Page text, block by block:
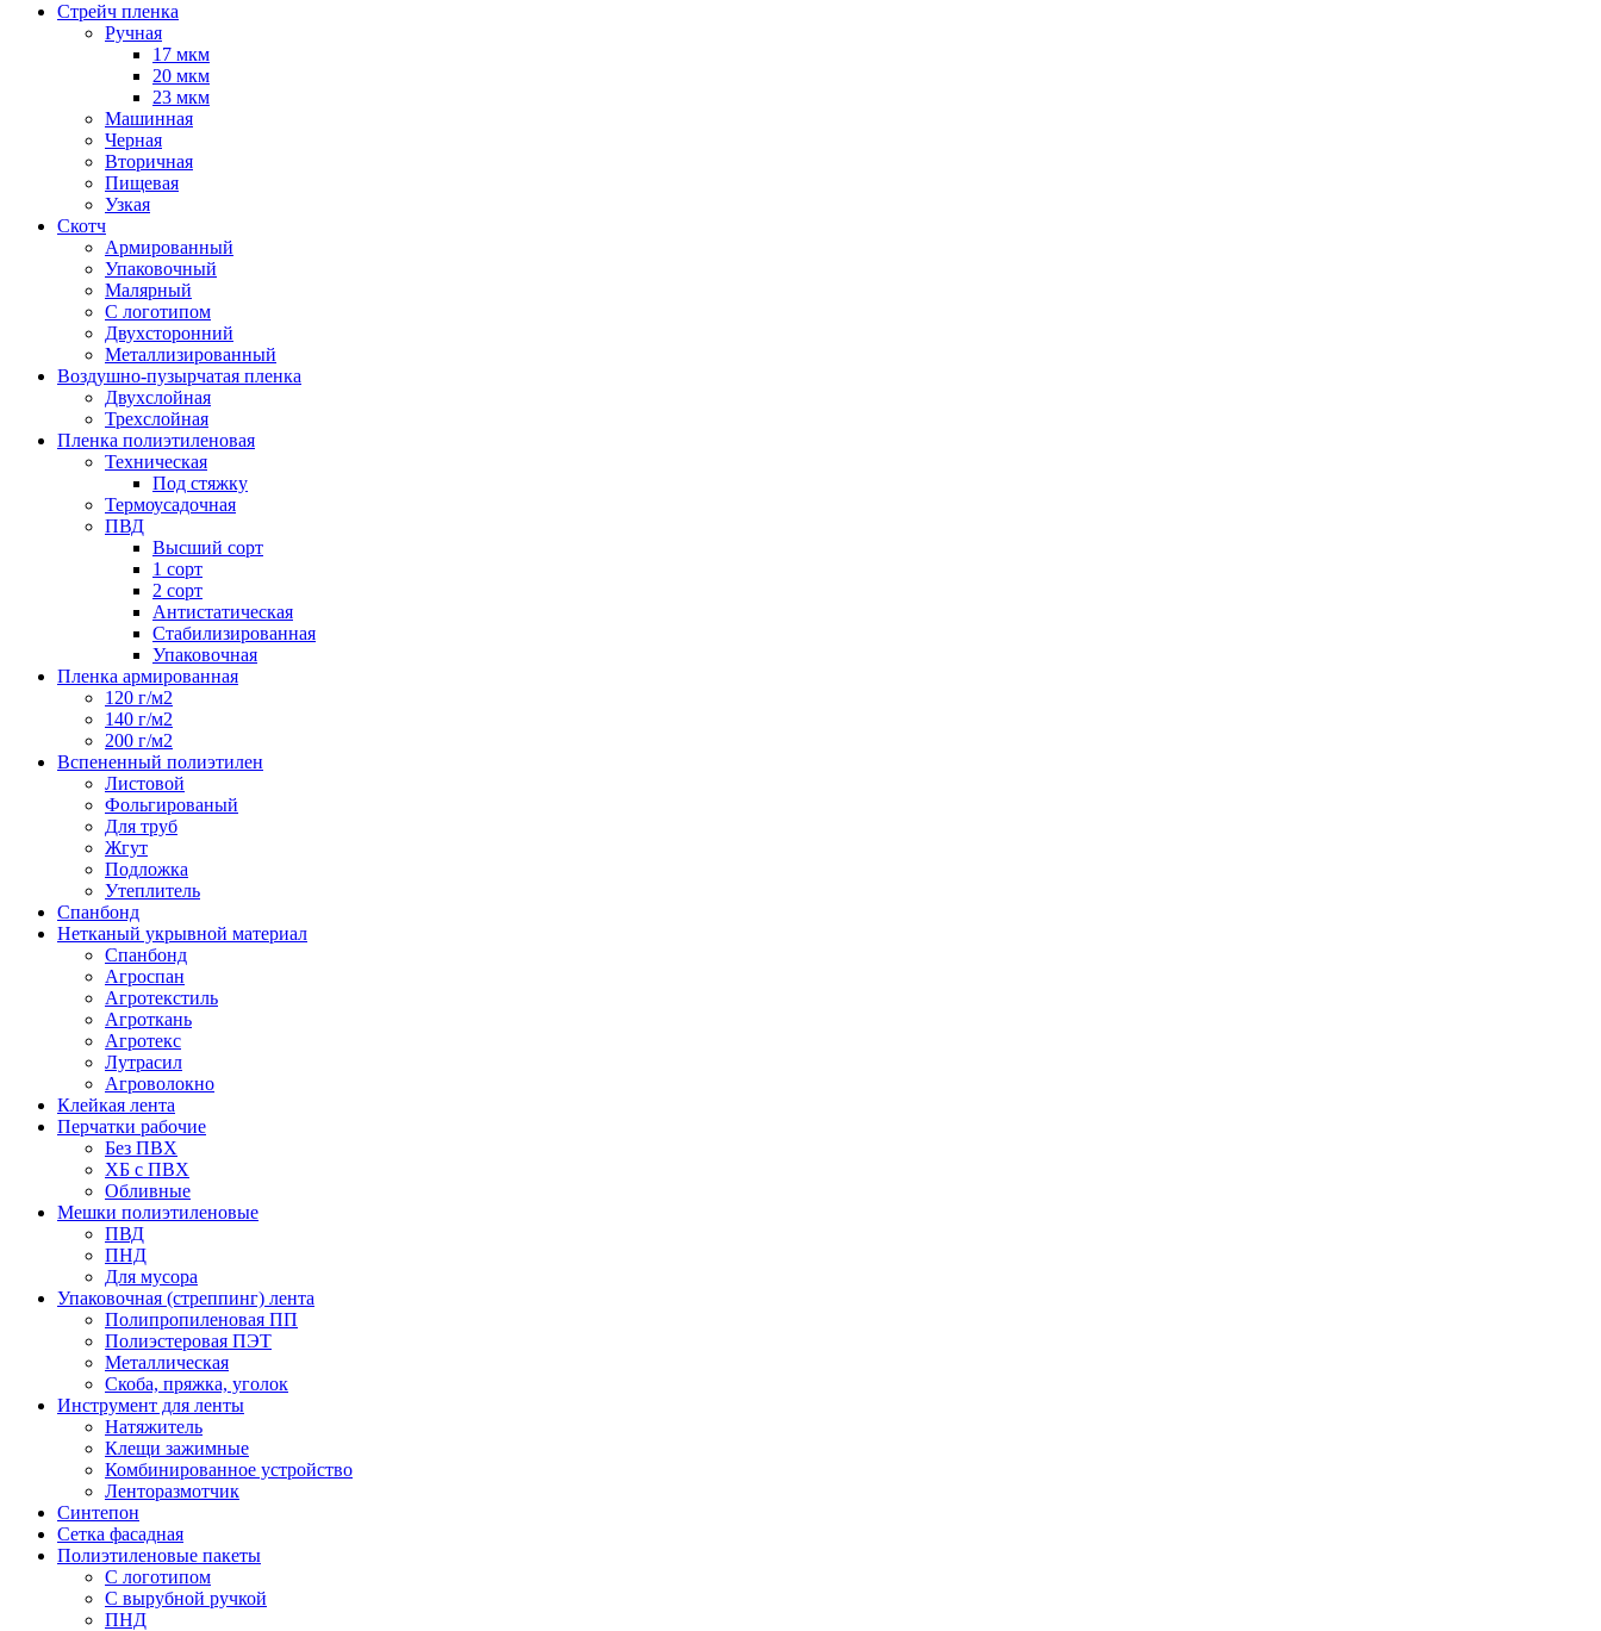
Стрейч пленка
Ручная
17 мкм
20 мкм
23 мкм
Машинная
Черная
Вторичная
Пищевая
Узкая
Скотч
Армированный
Упаковочный
Малярный
С логотипом
Двухсторонний
Металлизированный
Воздушно-пузырчатая пленка
Двухслойная
Трехслойная
Пленка полиэтиленовая
Техническая
Под стяжку
Термоусадочная
ПВД
Высший сорт
1 сорт
2 сорт
Антистатическая
Стабилизированная
Упаковочная
Пленка армированная
120 г/м2
140 г/м2
200 г/м2
Вспененный полиэтилен
Листовой
Фольгированый
Для труб
Жгут
Подложка
Утеплитель
Спанбонд
Нетканый укрывной материал
Спанбонд
Агроспан
Агротекстиль
Агроткань
Агротекс
Лутрасил
Агроволокно
Клейкая лента
Перчатки рабочие
Без ПВХ
ХБ с ПВХ
Обливные
Мешки полиэтиленовые
ПВД
ПНД
Для мусора
Упаковочная (стреппинг) лента
Полипропиленовая ПП
Полиэстеровая ПЭТ
Металлическая
Скоба, пряжка, уголок
Инструмент для ленты
Натяжитель
Клещи зажимные
Комбинированное устройство
Ленторазмотчик
Синтепон
Сетка фасадная
Полиэтиленовые пакеты
С логотипом
С вырубной ручкой
ПНД